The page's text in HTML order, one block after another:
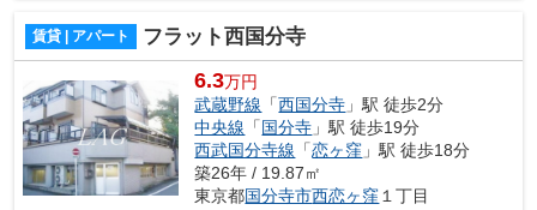
賃貸 | アパート フラット西国分寺
6.3万円
武蔵野線 「西国分寺 」駅 徒歩2分
中央線 「国分寺 」駅 徒歩19分
西武国分寺線 「恋ヶ窪 」駅 徒歩18分
築26年 / 19.87㎡
東京都国分寺市西恋ヶ窪 １丁目